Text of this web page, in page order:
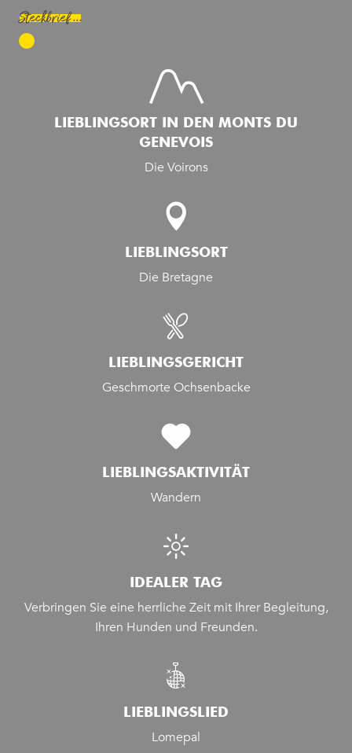
Steckbrief ...
LIEBLINGSORT IN DEN MONTS DU
GENEVOIS
Die Voirons
LIEBLINGSORT
Die Bretagne
LIEBLINGSGERICHT
Geschmorte Ochsenbacke
LIEBLINGSAKTIVITÄT
Wandern
IDEALER TAG
Verbringen Sie eine herrliche Zeit mit Ihrer Begleitung,
Ihren Hunden und Freunden.
LIEBLINGSLIED
Lomepal